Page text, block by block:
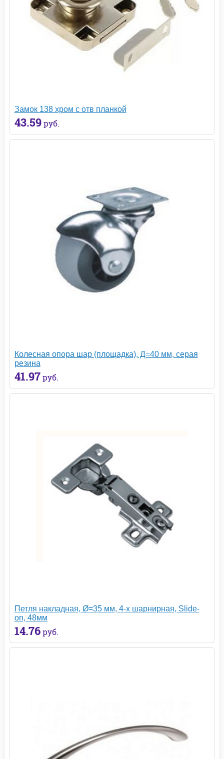
Замок 138 хром с отв планкой
43.59 руб.
Колесная опора шар (площадка), Д=40 мм, серая
резина
41.97 руб.
Петля накладная, Ø=35 мм, 4-х шарнирная, Slide-
on, 48мм
14.76 руб.